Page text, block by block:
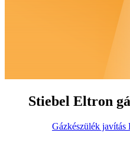
Stiebel Eltron
Gázkészülék javítás